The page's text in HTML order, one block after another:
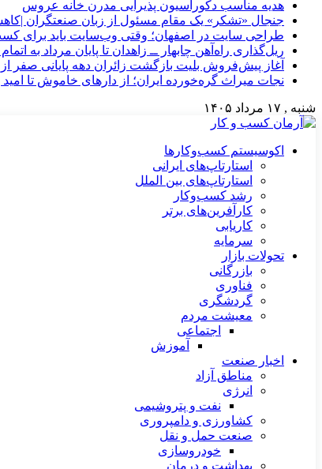
هدیه مناسب دکوراسیون پذیرایی مدرن خانه عروس
جنجال «تشکر» یک مقام مسئول از زبان صنعتگران
طراحی سایت در اصفهان؛ وقتی وب‌سایت باید برای
ریل‌گذاری راه‌آهن چابهار ــ زاهدان تا پایان مرداد به
آغاز پیش‌فروش بلیت بازگشت زائران دهه پایانی صفر از
نجات میراث گره‌خورده ایران؛ از دارهای خاموش تا امید
شنبه , ۱۷ مرداد ۱۴۰۵
اکوسیستم کسب‌وکارها
استارتاپ‌های ایرانی
استارتاپ‌های بین الملل
رشد کسب‌وکار
کارآفرین‌های برتر
کاریابی
سرمایه
تحولات بازار
بازرگانی
فناوری
گردشگری
معیشت مردم
اجتماعی
آموزش
اخبار صنعت
مناطق آزاد
انرژی
نفت و پتروشیمی
کشاورزی و دامپروری
صنعت حمل و نقل
خودروسازی
بهداشت و درمان